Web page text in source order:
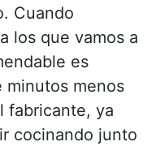
Cuando
los que vamos a
es
minutos menos
fabricante, ya
cocinando junto